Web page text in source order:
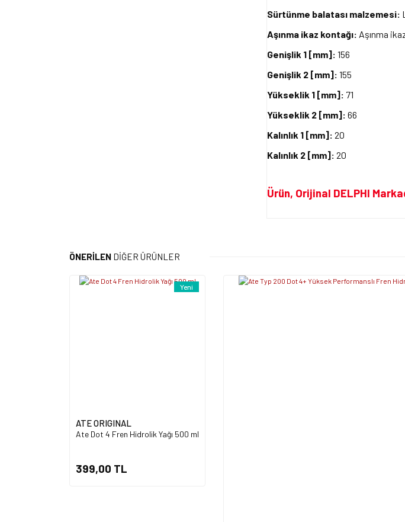
Sürtünme balatası malzemesi:
Aşınma ikaz kontağı: Aşınma
Genişlik 1 [mm]: 156
Genişlik 2 [mm]: 155
Yükseklik 1 [mm]: 71
Yükseklik 2 [mm]: 66
Kalınlık 1 [mm]: 20
Kalınlık 2 [mm]: 20
Ürün, Orijinal DELPHI
Ürün resmi kalitesiz, bozuk veya
ÖNERİLEN DİĞER ÜRÜNLER
Yeni
ATE ORIGINAL
Ate Dot 4 Fren Hidrolik Yağı 500 ml
399,00 TL